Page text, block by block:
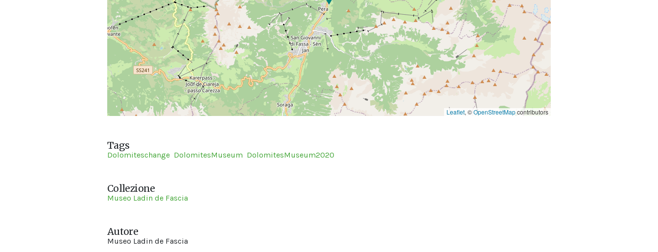
Leaflet, ©OpenStreetMapcontributors
Tags
Dolomiteschange DolomitesMuseum DolomitesMuseum2020
Collezione
Museo Ladin de Fascia
Autore
Museo Ladin de Fascia